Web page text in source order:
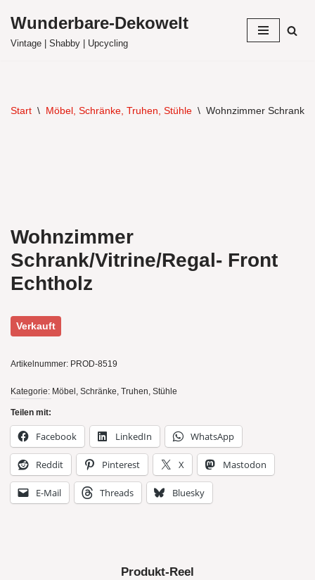
Zum
Wunderbare-Dekowelt
Vintage | Shabby | Upcycling
Start \ Möbel, Schränke, Truhen, Stühle \ Wohnzimmer Schrank/
Wohnzimmer
Schrank/Vitrine/Regal- Front
Echtholz
Verkauft
Artikelnummer: PROD-8519
Kategorie: Möbel, Schränke, Truhen, Stühle
Teilen mit:
Facebook LinkedIn WhatsApp
Reddit Pinterest X Mastodon
E-Mail Threads Bluesky
Produkt-Reel